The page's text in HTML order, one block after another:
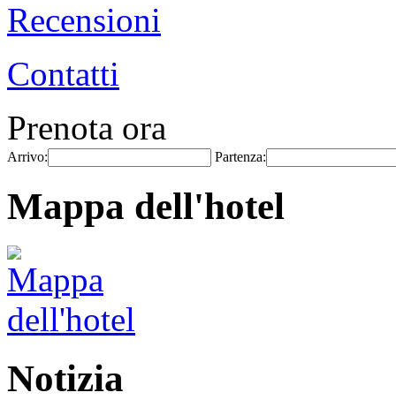
Recensioni
Contatti
Prenota ora
Arrivo: Partenza:
Mappa dell'hotel
Notizia